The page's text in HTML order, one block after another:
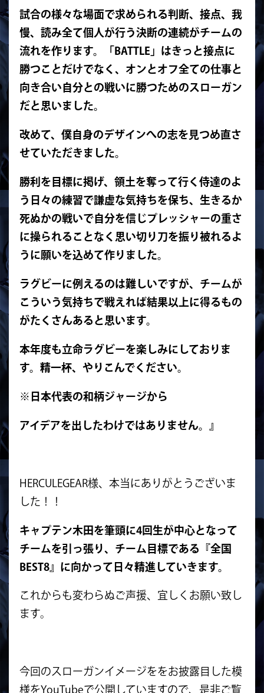
試合の様々な場面で求められる判断、接点、我
慢、読み全て個人が行う決断の連続がチームの
流れを作ります。「 BATTLE 」はきっと接点に
勝つことだけでなく、オンとオフ全ての仕事と
向き合い自分との戦いに勝つためのスローガン
だと思いました。
改めて、僕自身のデザインへの志を見つめ直さ
せていただきました。
勝利を目標に掲げ、領土を奪って行く侍達のよ
う日々の練習で謙虚な気持ちを保ち、生きるか
死ぬかの戦いで自分を信じプレッシャーの重さ
に操られることなく思い切り刀を振り被れるよ
うに願いを込めて作りました。
ラグビーに例えるのは難しいですが、チームが
こういう気持ちで戦えれば結果以上に得るもの
がたくさんあると思います。
本年度も立命ラグビーを楽しみにしておりま
す。精一杯、やりこんでください。
※ 日本代表の和柄ジャージから
アイデアを出したわけではありません。』
HERCULEGEAR様、本当にありがとうございま
した！！
キャプテン木田を筆頭に4回生が中心となって
チームを引っ張り、チーム目標である『全国
BEST8』に向かって日々精進していきます。
これからも変わらぬご声援、宜しくお願い致し
ます。
今回のスローガンイメージををお披露目した模
様をYouTubeで公開していますので、是非ご覧